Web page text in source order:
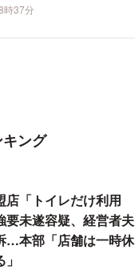
時37分
ング
店「トイレだけ利用
要未遂容疑、経営者夫
…本部「店舗は一時休